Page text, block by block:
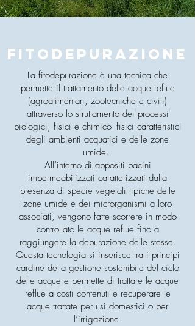
FITODEPURAZIONE
La fitodepurazione è una tecnica che
permette il trattamento delle acque reflue
(agroalimentari, zootecniche e civili)
attraverso lo sfruttamento dei processi
biologici, fisici e chimico- fisici caratteristici
degli ambienti acquatici e delle zone
umide.
All’interno di appositi bacini
impermeabilizzati caratterizzati dalla
presenza di specie vegetali tipiche delle
zone umide e dei microrganismi a loro
associati, vengono fatte scorrere in modo
controllato le acque reflue fino a
raggiungere la depurazione delle stesse.
Questa tecnologia si inserisce tra i principi
cardine della gestione sostenibile del ciclo
delle acque e permette di trattare le acque
reflue a costi contenuti e recuperare le
acque trattate per usi domestici o per
l’irrigazione.